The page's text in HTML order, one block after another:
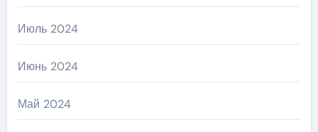
Июль 2024
Июнь 2024
Май 2024